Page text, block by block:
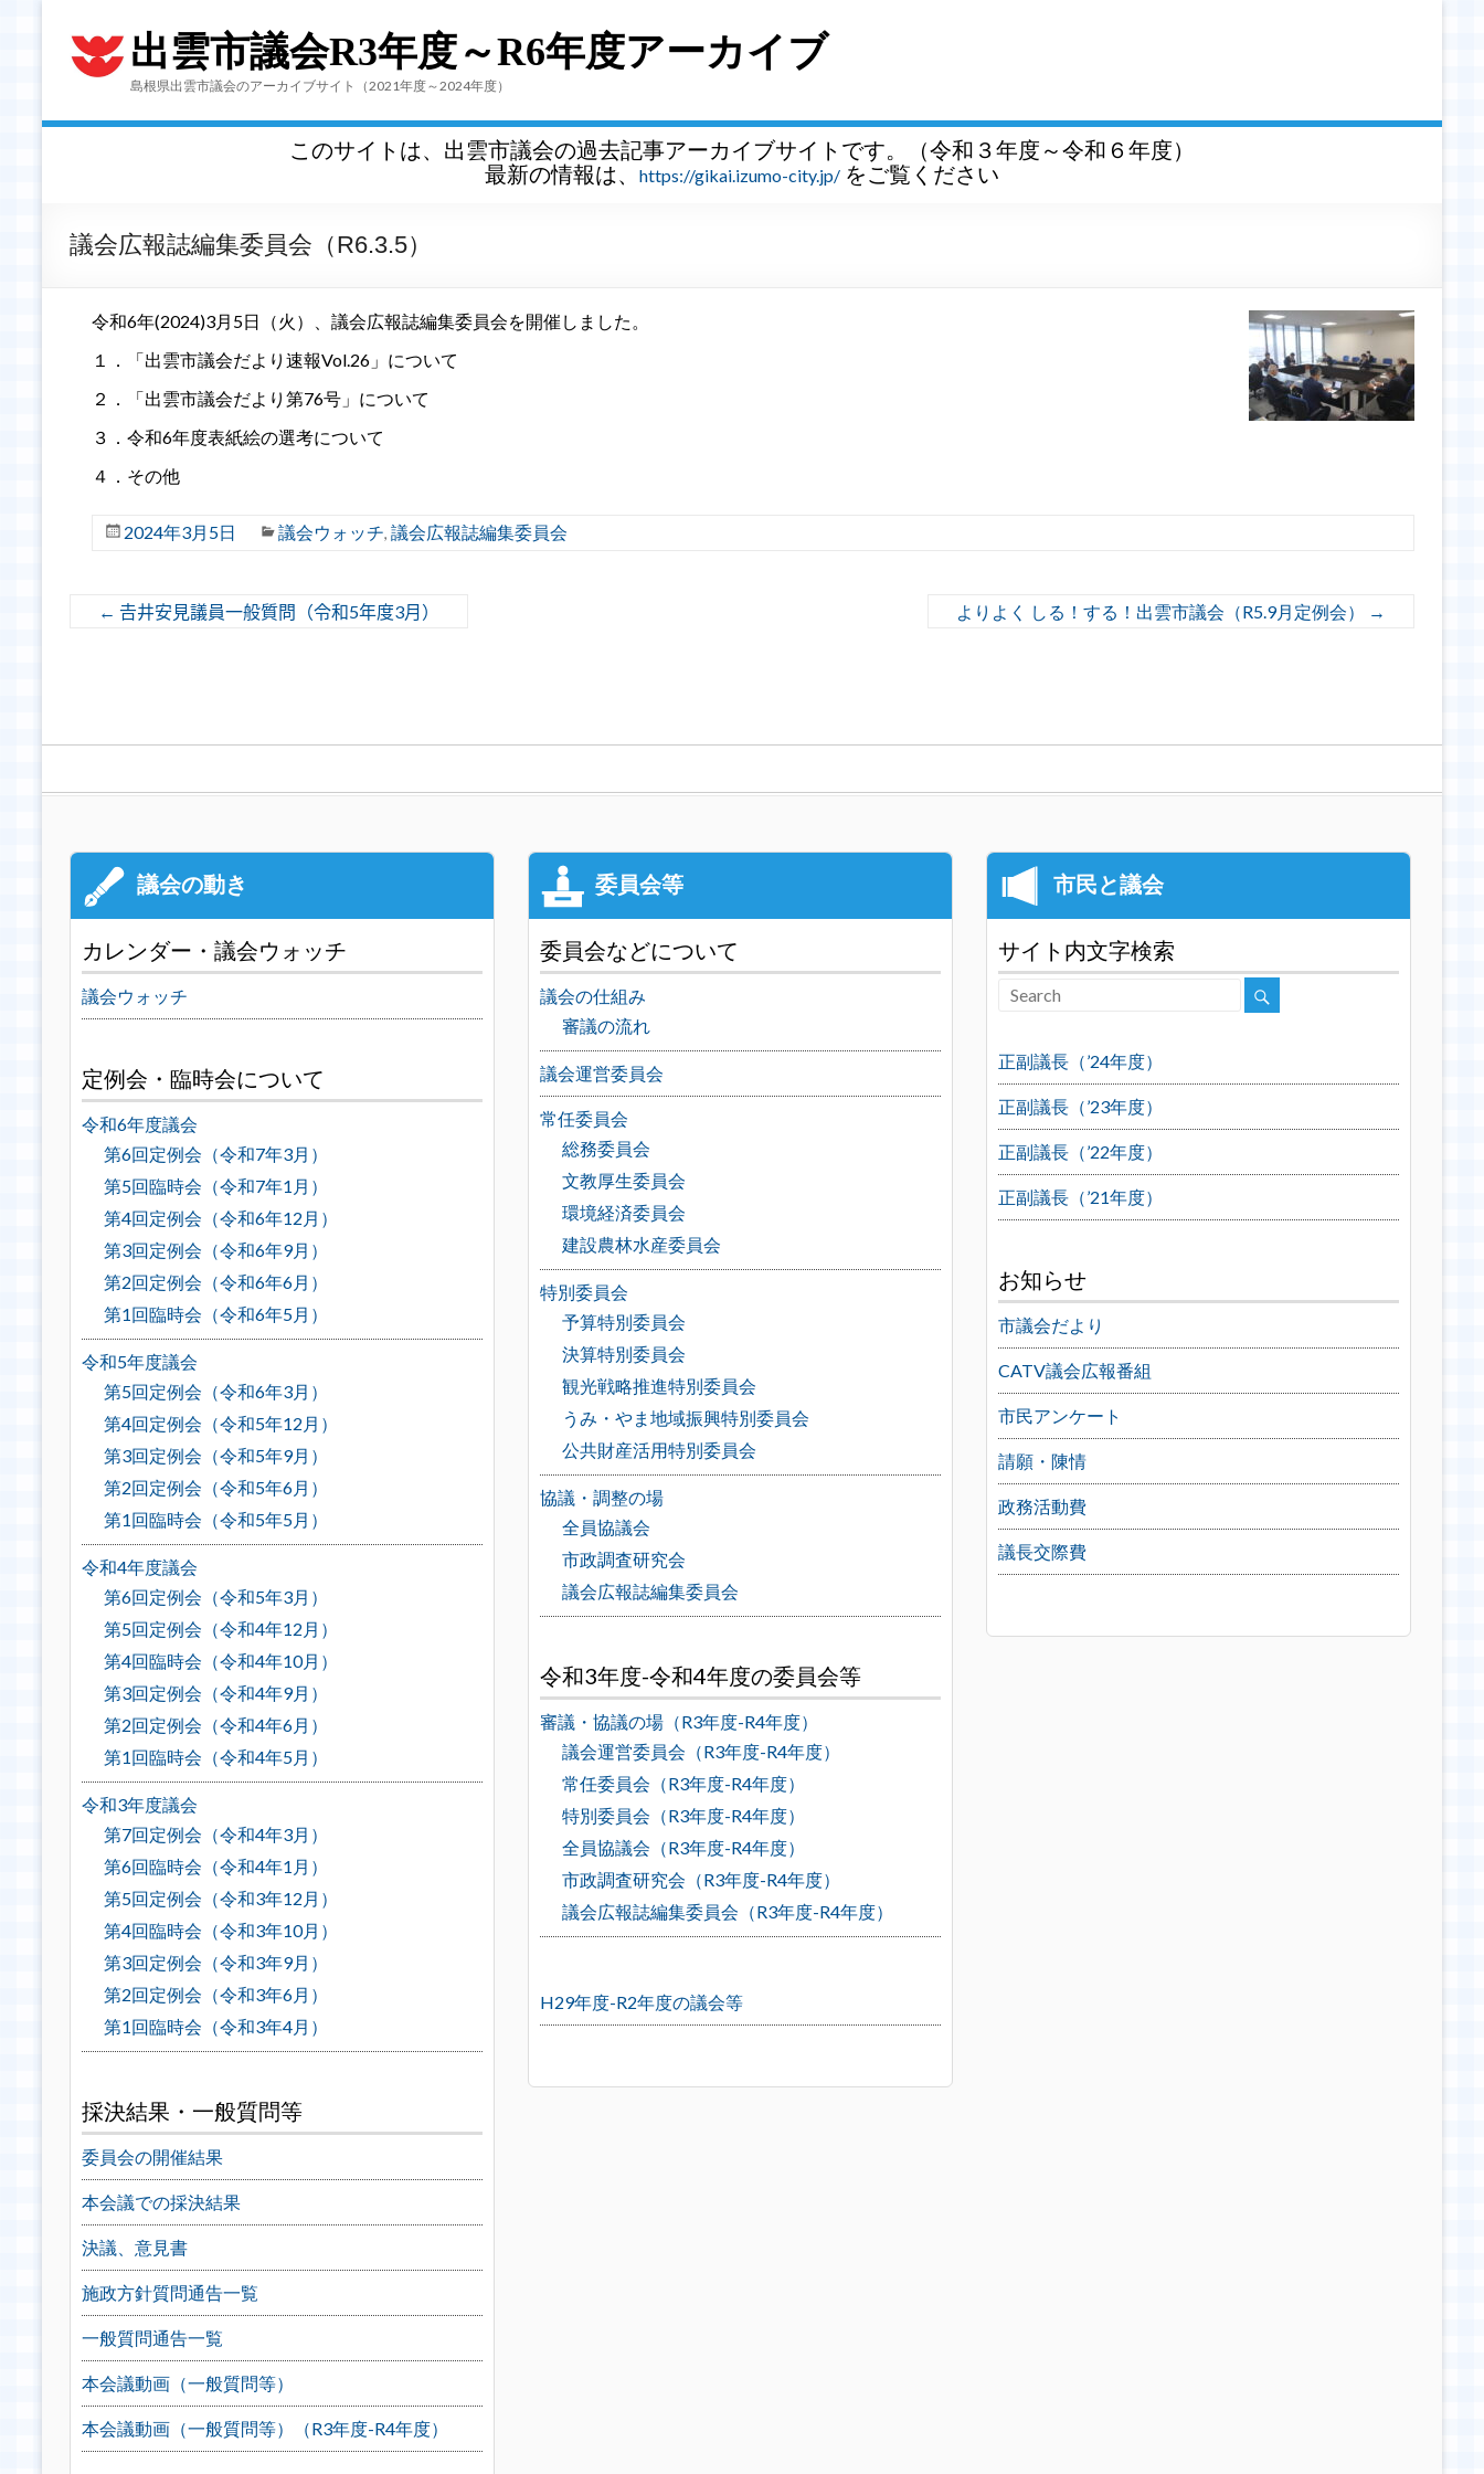
出雲市議会R3年度～R6年度アーカイブ
島根県出雲市議会のアーカイブサイト（2021年度～2024年度）
このサイトは、出雲市議会の過去記事アーカイブサイトです。（令和３年度～令和６年度）
最新の情報は、
https://gikai.izumo-city.jp/ をご覧ください
議会広報誌編集委員会（R6.3.5）
令和6年(2024)3月5日（火）、議会広報誌編集委員会を開催しました。
１．「出雲市議会だより速報Vol.26」について
２．「出雲市議会だより第76号」について
３．令和6年度表紙絵の選考について
４．その他
2024年3月5日 議会ウォッチ, 議会広報誌編集委員会
← 𠮷井安見議員一般質問（令和5年度3月） よりよく しる！する！出雲市議会（R5.9月定例会） →
カレンダー・議会ウォッチ
議会ウォッチ
定例会・臨時会について
令和6年度議会
第6回定例会（令和7年3月）
第5回臨時会（令和7年1月）
第4回定例会（令和6年12月）
第3回定例会（令和6年9月）
第2回定例会（令和6年6月）
第1回臨時会（令和6年5月）
令和5年度議会
第5回定例会（令和6年3月）
第4回定例会（令和5年12月）
第3回定例会（令和5年9月）
第2回定例会（令和5年6月）
第1回臨時会（令和5年5月）
令和4年度議会
第6回定例会（令和5年3月）
第5回定例会（令和4年12月）
第4回臨時会（令和4年10月）
第3回定例会（令和4年9月）
第2回定例会（令和4年6月）
第1回臨時会（令和4年5月）
令和3年度議会
第7回定例会（令和4年3月）
第6回臨時会（令和4年1月）
第5回定例会（令和3年12月）
第4回臨時会（令和3年10月）
第3回定例会（令和3年9月）
第2回定例会（令和3年6月）
第1回臨時会（令和3年4月）
採決結果・一般質問等
委員会の開催結果
本会議での採決結果
決議、意見書
施政方針質問通告一覧
一般質問通告一覧
本会議動画（一般質問等）
本会議動画（一般質問等）（R3年度-R4年度）
委員会などについて
議会の仕組み
審議の流れ
議会運営委員会
常任委員会
総務委員会
文教厚生委員会
環境経済委員会
建設農林水産委員会
特別委員会
予算特別委員会
決算特別委員会
観光戦略推進特別委員会
うみ・やま地域振興特別委員会
公共財産活用特別委員会
協議・調整の場
全員協議会
市政調査研究会
議会広報誌編集委員会
令和3年度-令和4年度の委員会等
審議・協議の場（R3年度-R4年度）
議会運営委員会（R3年度-R4年度）
常任委員会（R3年度-R4年度）
特別委員会（R3年度-R4年度）
全員協議会（R3年度-R4年度）
市政調査研究会（R3年度-R4年度）
議会広報誌編集委員会（R3年度-R4年度）
H29年度-R2年度の議会等
サイト内文字検索
正副議長（’24年度）
正副議長（’23年度）
正副議長（’22年度）
正副議長（’21年度）
お知らせ
市議会だより
CATV議会広報番組
市民アンケート
請願・陳情
政務活動費
議長交際費